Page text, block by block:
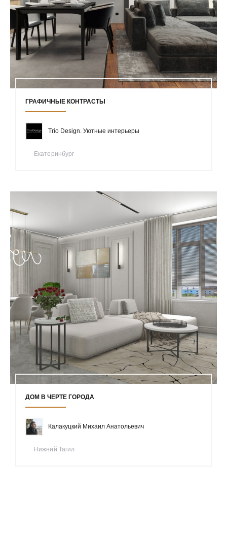
ГРАФИЧНЫЕ КОНТРАСТЫ
Trio Design. Уютные интерьеры
Екатеринбург
ДОМ В ЧЕРТЕ ГОРОДА
Калакуцкий Михаил Анатольевич
Нижний Тагил